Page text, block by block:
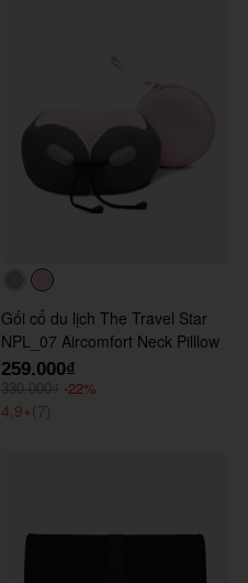
#acacac
Gối cổ du lịch The Travel Star
NPL_07 Aircomfort Neck Pilllow
259.000₫
330.000₫ -22%
4.9⭑ (7)